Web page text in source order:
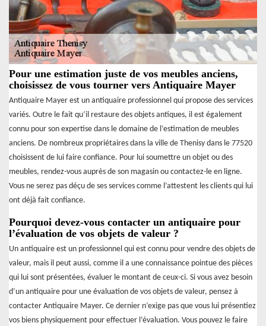
Pour une estimation juste de vos meubles anciens,
choisissez de vous tourner vers Antiquaire Mayer
Antiquaire Mayer est un antiquaire professionnel qui propose des services
variés. Outre le fait qu’il restaure des objets antiques, il est également
connu pour son expertise dans le domaine de l’estimation de meubles
anciens. De nombreux propriétaires dans la ville de Thenisy dans le 77520
choisissent de lui faire confiance. Pour lui soumettre un objet ou des
meubles, rendez-vous auprès de son magasin ou contactez-le en ligne.
Vous ne serez pas déçu de ses services comme l’attestent les clients qui lui
ont déjà fait confiance.
Pourquoi devez-vous contacter un antiquaire pour
l’évaluation de vos objets de valeur ?
Un antiquaire est un professionnel qui est connu pour vendre des objets de
valeur, mais il peut aussi, comme il a une connaissance pointue des pièces
qui lui sont présentées, évaluer le montant de ceux-ci. Si vous avez besoin
d’un antiquaire pour une évaluation de vos objets de valeur, pensez à
contacter Antiquaire Mayer. Ce dernier n’exige pas que vous lui présentiez
vos biens physiquement pour effectuer l’évaluation. Vous pouvez le faire